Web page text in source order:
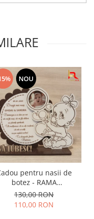
NOU
pentru nasii de
botez - RAMA
PERONALIZATA BOTEZ
130,00 RON
110,00 RON